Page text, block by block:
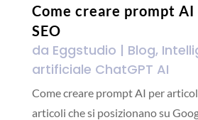
Come creare prompt
SEO
da Eggstudio | Blog,
artificiale ChatGPT AI
Come creare prompt AI per
articoli che si posizionano su